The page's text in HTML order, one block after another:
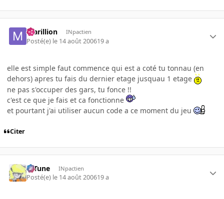
marillion INpactien
Posté(e) le 14 août 200619 a
elle est simple faut commence qui est a coté tu tonnau (en
dehors) apres tu fais du dernier etage jusquau 1 etage
ne pas s'occuper des gars, tu fonce !!
c'est ce que je fais et ca fonctionne
et pourtant j'ai utiliser aucun code a ce moment du jeu
Citer
D-Tune INpactien
Posté(e) le 14 août 200619 a